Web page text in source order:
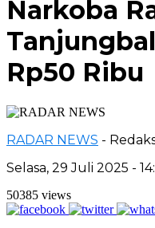
Narkoba
Rp50 Ribu
RADAR NEWS -
Selasa, 29 Juli 2025 -
50385 views